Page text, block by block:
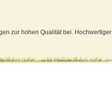
zur hohen Qualität bei. Hochwertiger